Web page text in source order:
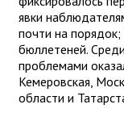
явки
почти на
бюллетеней.
проблемами
Кемеровская,
области и